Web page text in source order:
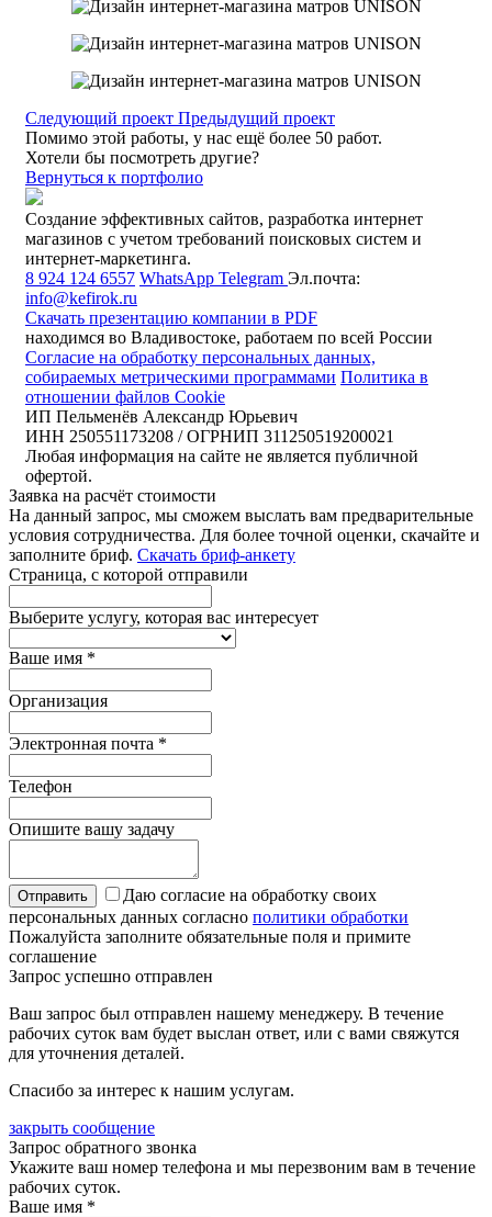
Следующий проект Предыдущий проект
Помимо этой работы, у нас ещё более 50 работ.
Хотели бы посмотреть другие?
Вернуться к портфолио
Создание эффективных сайтов, разработка интернет
магазинов с учетом требований поисковых систем и
интернет-маркетинга.
8 924 124 6557 WhatsApp Telegram Эл.почта:
info@kefirok.ru
Скачать презентацию компании в PDF
находимся во Владивостоке, работаем по всей России
Согласие на обработку персональных данных,
собираемых метрическими программами Политика в
отношении файлов Cookie
ИП Пельменёв Александр Юрьевич
ИНН 250551173208 / ОГРНИП 311250519200021
Любая информация на сайте не является публичной
офертой.
Заявка на расчёт стоимости
На данный запрос, мы сможем выслать вам предварительные
условия сотрудничества. Для более точной оценки, скачайте и
заполните бриф. Скачать бриф-анкету
Страница, с которой отправили
Выберите услугу, которая вас интересует
Ваше имя *
Организация
Электронная почта *
Телефон
Опишите вашу задачу
Даю согласие на обработку своих
персональных данных согласно политики обработки
Пожалуйста заполните обязательные поля и примите
соглашение
Запрос успешно отправлен
Ваш запрос был отправлен нашему менеджеру. В течение
рабочих суток вам будет выслан ответ, или с вами свяжутся
для уточнения деталей.
Спасибо за интерес к нашим услугам.
закрыть сообщение
Запрос обратного звонка
Укажите ваш номер телефона и мы перезвоним вам в течение
рабочих суток.
Ваше имя *